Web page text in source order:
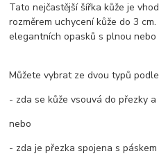
Tato nejčastější šířka kůže je
rozměrem uchycení kůže do 3
elegantních opasků s plnou nebo
Můžete vybrat ze dvou typů
- zda se kůže vsouvá do přezky
nebo
- zda je přezka spojena s